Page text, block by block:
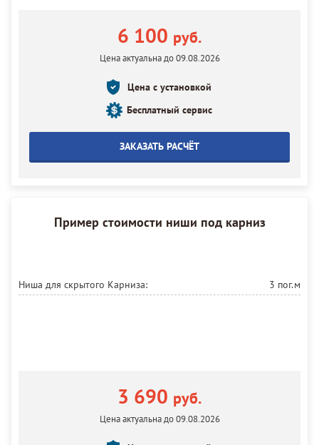
6 100 руб.
Цена актуальна до 09.08.2026
Цена с установкой
Бесплатный сервис
ЗАКАЗАТЬ РАСЧЁТ
Пример стоимости ниши под карниз
Ниша для скрытого Карниза: 3 пог.м
3 690 руб.
Цена актуальна до 09.08.2026